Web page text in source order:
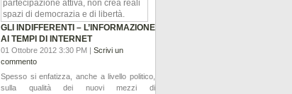
GLI INDIFFERENTI – L’INFORMAZIONE
AI TEMPI DI INTERNET
01 Ottobre 2012 3:30 PM | Scrivi un
commento
Spesso si enfatizza, anche a livello politico,
sulla qualità dei nuovi mezzi di